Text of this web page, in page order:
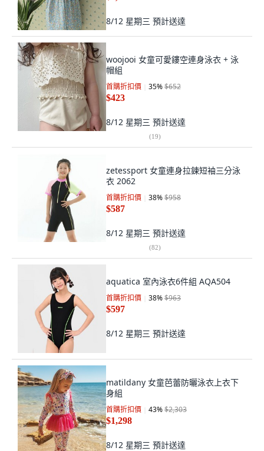
8/12 星期三 預計送達
woojooi 女童可愛鏤空連身泳衣 + 泳
帽組
首購折扣價 35%$652
$423
8/12 星期三 預計送達
(19)
zetessport 女童連身拉鍊短袖三分泳
衣 2062
首購折扣價 38%$958
$587
8/12 星期三 預計送達
(82)
aquatica 室內泳衣6件組 AQA504
首購折扣價 38%$963
$597
8/12 星期三 預計送達
matildany 女童芭蕾防曬泳衣上衣下
身組
首購折扣價 43%$2,303
$1,298
8/12 星期三 預計送達